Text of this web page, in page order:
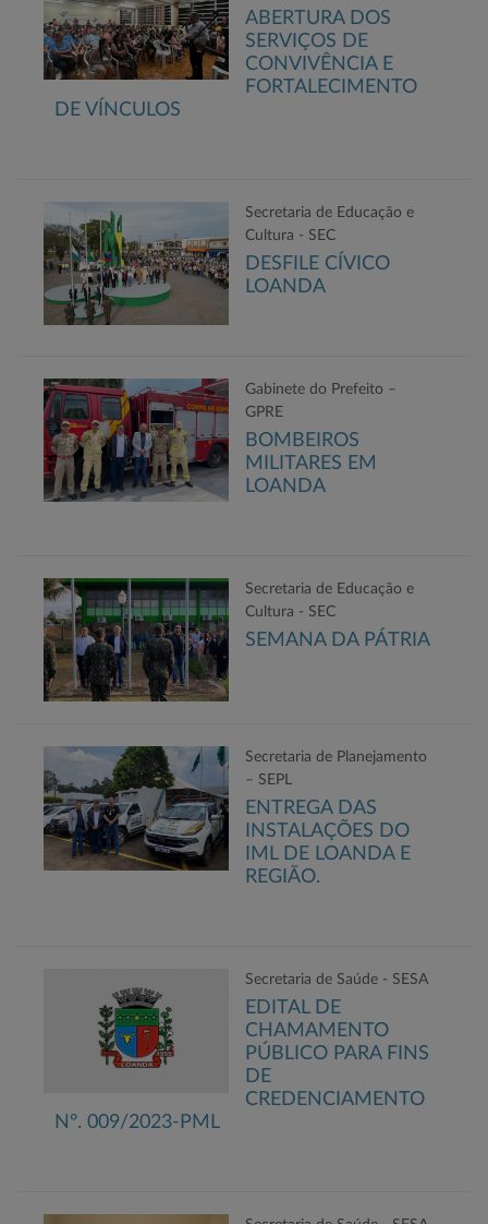
ABERTURA DOS
SERVIÇOS DE
CONVIVÊNCIA E
FORTALECIMENTO
DE VÍNCULOS
Secretaria de Educação e
Cultura - SEC
DESFILE CÍVICO
LOANDA
Gabinete do Prefeito –
GPRE
BOMBEIROS
MILITARES EM
LOANDA
Secretaria de Educação e
Cultura - SEC
SEMANA DA PÁTRIA
Secretaria de Planejamento
– SEPL
ENTREGA DAS
INSTALAÇÕES DO
IML DE LOANDA E
REGIÃO.
Secretaria de Saúde - SESA
EDITAL DE
CHAMAMENTO
PÚBLICO PARA FINS
DE
CREDENCIAMENTO
Nº. 009/2023-PML